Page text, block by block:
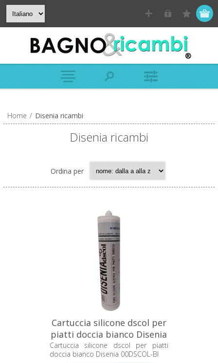
Home / Disenia ricambi
Disenia ricambi
Ordina per
Cartuccia silicone dscol per
piatti doccia bianco Disenia
00DSCOL-BI
Cartuccia silicone dscol per piatti
doccia bianco Disenia 00DSCOL-BI